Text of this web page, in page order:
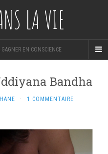
LA VIE
EN CONSCIENCE
Bandha
· 1 COMMENTAIRE